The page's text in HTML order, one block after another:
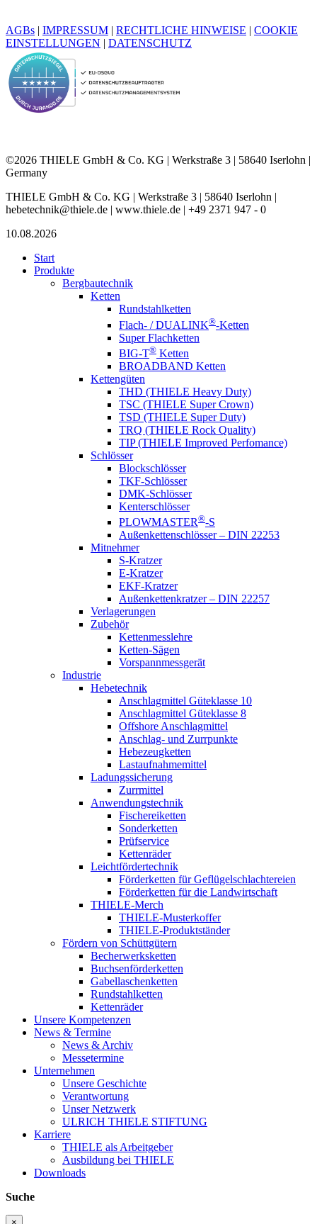
AGBs | IMPRESSUM | RECHTLICHE HINWEISE | COOKIE
EINSTELLUNGEN | DATENSCHUTZ
©2026 THIELE GmbH & Co. KG | Werkstraße 3 | 58640 Iserlohn |
Germany
THIELE GmbH & Co. KG | Werkstraße 3 | 58640 Iserlohn |
hebetechnik@thiele.de | www.thiele.de | +49 2371 947 - 0
10.08.2026
Start
Produkte
Bergbautechnik
Ketten
Rundstahlketten
Flach- / DUALINK®-Ketten
Super Flachketten
BIG-T® Ketten
BROADBAND Ketten
Kettengüten
THD (THIELE Heavy Duty)
TSC (THIELE Super Crown)
TSD (THIELE Super Duty)
TRQ (THIELE Rock Quality)
TIP (THIELE Improved Perfomance)
Schlösser
Blockschlösser
TKF-Schlösser
DMK-Schlösser
Kenterschlösser
PLOWMASTER®-S
Außenkettenschlösser – DIN 22253
Mitnehmer
S-Kratzer
E-Kratzer
EKF-Kratzer
Außenkettenkratzer – DIN 22257
Verlagerungen
Zubehör
Kettenmesslehre
Ketten-Sägen
Vorspannmessgerät
Industrie
Hebetechnik
Anschlagmittel Güteklasse 10
Anschlagmittel Güteklasse 8
Offshore Anschlagmittel
Anschlag- und Zurrpunkte
Hebezeugketten
Lastaufnahmemittel
Ladungssicherung
Zurrmittel
Anwendungstechnik
Fischereiketten
Sonderketten
Prüfservice
Kettenräder
Leichtfördertechnik
Förderketten für Geflügelschlachtereien
Förderketten für die Landwirtschaft
THIELE-Merch
THIELE-Musterkoffer
THIELE-Produktständer
Fördern von Schüttgütern
Becherwerksketten
Buchsenförderketten
Gabellaschenketten
Rundstahlketten
Kettenräder
Unsere Kompetenzen
News & Termine
News & Archiv
Messetermine
Unternehmen
Unsere Geschichte
Verantwortung
Unser Netzwerk
ULRICH THIELE STIFTUNG
Karriere
THIELE als Arbeitgeber
Ausbildung bei THIELE
Downloads
Suche